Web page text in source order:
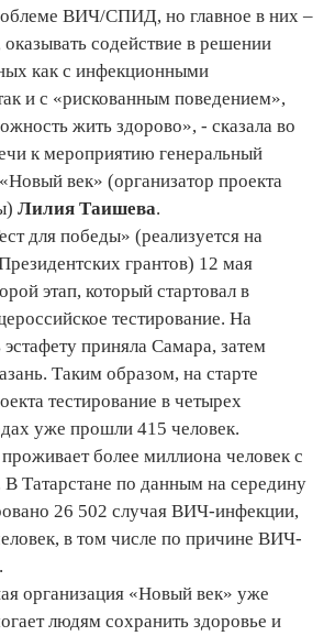
ВИЧ/СПИД, но главное в них –
содействие в решении
как с инфекционными
и с «рискованным поведением»,
жить здорово», - сказала во
к мероприятию генеральный
век» (организатор проекта
Лилия Таишева.
для победы» (реализуется на
грантов) 12 мая
этап, который стартовал в
тестирование. На
приняла Самара, затем
Таким образом, на старте
тестирование в четырех
уже прошли 415 человек.
более миллиона человек с
Татарстане по данным на середину
26 502 случая ВИЧ-инфекции,
в том числе по причине ВИЧ-
организация «Новый век» уже
людям сохранить здоровье и